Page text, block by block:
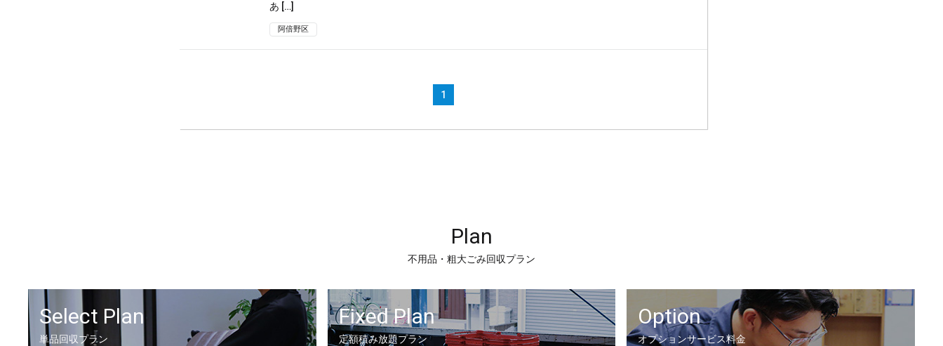
あ […]
阿倍野区
1
Plan
不用品・粗大ごみ回収プラン
Select Plan
単品回収プラン
Fixed Plan
定額積み放題プラン
Option
オプションサービス料金